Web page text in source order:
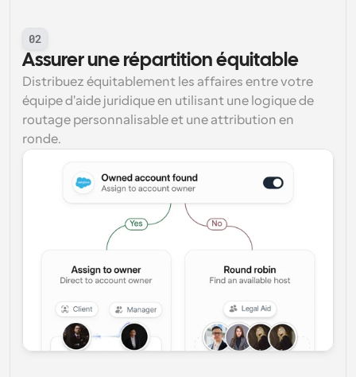
02
Assurer une répartition équitable
Distribuez équitablement les affaires entre votre
équipe d'aide juridique en utilisant une logique de
routage personnalisable et une attribution en
ronde.